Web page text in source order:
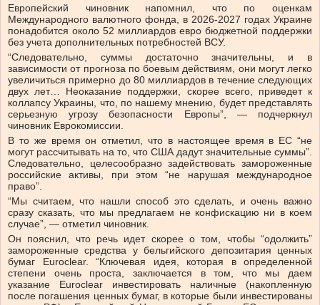
Европейский чиновник напомнил, что по оценкам
Международного валютного фонда, в 2026-2027 годах Украине
понадобится около 52 миллиардов евро бюджетной поддержки
без учета дополнительных потребностей ВСУ.
“Следовательно, суммы достаточно значительны, и в
зависимости от прогноза по боевым действиям, они могут легко
увеличиться примерно до 80 миллиардов в течение следующих
двух лет… Неоказание поддержки, скорее всего, приведет к
коллапсу Украины, что, по нашему мнению, будет представлять
серьезную угрозу безопасности Европы”, — подчеркнул
чиновник Еврокомиссии.
В то же время он отметил, что в настоящее время в ЕС “не
могут рассчитывать на то, что США дадут значительные суммы”.
Следовательно, целесообразно задействовать замороженные
российские активы, при этом “не нарушая международное
право”.
“Мы считаем, что нашли способ это сделать, и очень важно
сразу сказать, что мы предлагаем не конфискацию ни в коем
случае”, — отметил чиновник.
Он пояснил, что речь идет скорее о том, чтобы “одолжить”
замороженные средства у бельгийского депозитария ценных
бумаг Euroclear. “Ключевая идея, которая в определенной
степени очень проста, заключается в том, что мы даем
указание Euroсlear инвестировать наличные (накопленную
после погашения ценных бумаг, в которые были инвестированы